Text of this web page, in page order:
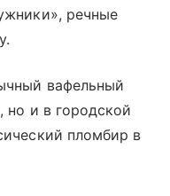
речные
вафельный
но и в городской
пломбир в